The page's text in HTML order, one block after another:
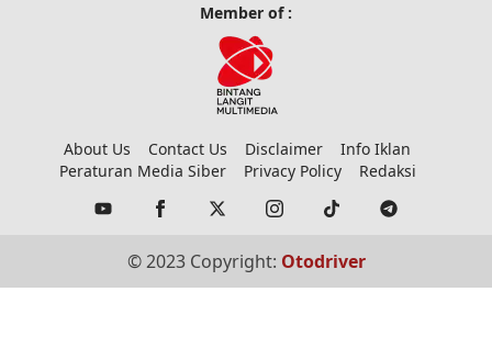
Member of :
About Us Contact Us Disclaimer
Info Iklan
Peraturan Media Siber
Privacy Policy Redaksi
© 2023 Copyright: Otodriver